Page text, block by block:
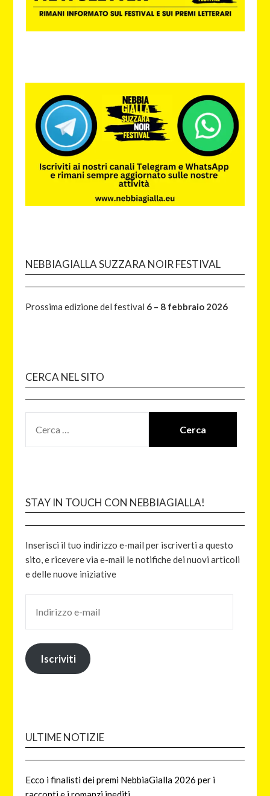
NEBBIAGIALLA SUZZARA NOIR FESTIVAL
Prossima edizione del festival 6 – 8 febbraio 2026
CERCA NEL SITO
STAY IN TOUCH CON NEBBIAGIALLA!
Inserisci il tuo indirizzo e-mail per iscriverti a questo
sito, e ricevere via e-mail le notifiche dei nuovi articoli
e delle nuove iniziative
Iscriviti
ULTIME NOTIZIE
Ecco i finalisti dei premi NebbiaGialla 2026 per i